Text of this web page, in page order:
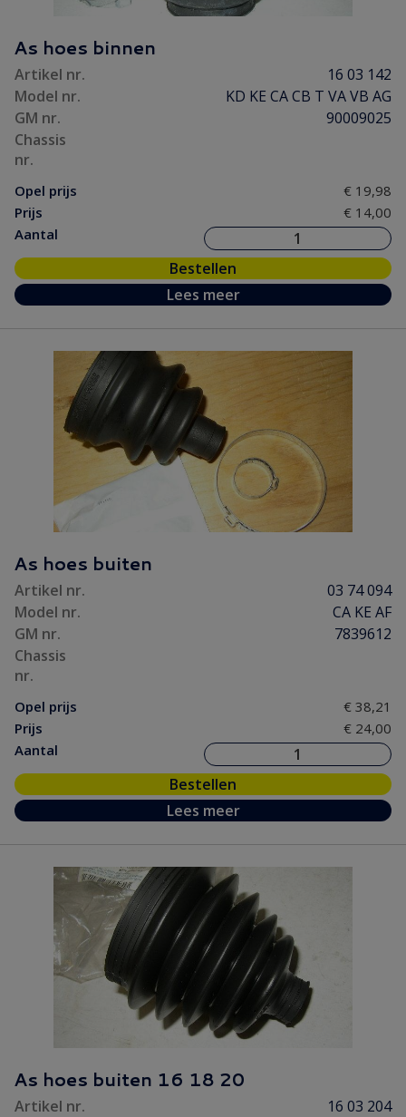
As hoes binnen
Artikel nr.
16 03 142
Model nr.
KD KE CA CB T VA VB AG
GM nr.
90009025
Chassis
nr.
Opel prijs
€ 19,98
Prijs
€ 14,00
Aantal
Bestellen
Lees meer
As hoes buiten
Artikel nr.
03 74 094
Model nr.
CA KE AF
GM nr.
7839612
Chassis
nr.
Opel prijs
€ 38,21
Prijs
€ 24,00
Aantal
Bestellen
Lees meer
As hoes buiten 16 18 20
Artikel nr.
16 03 204